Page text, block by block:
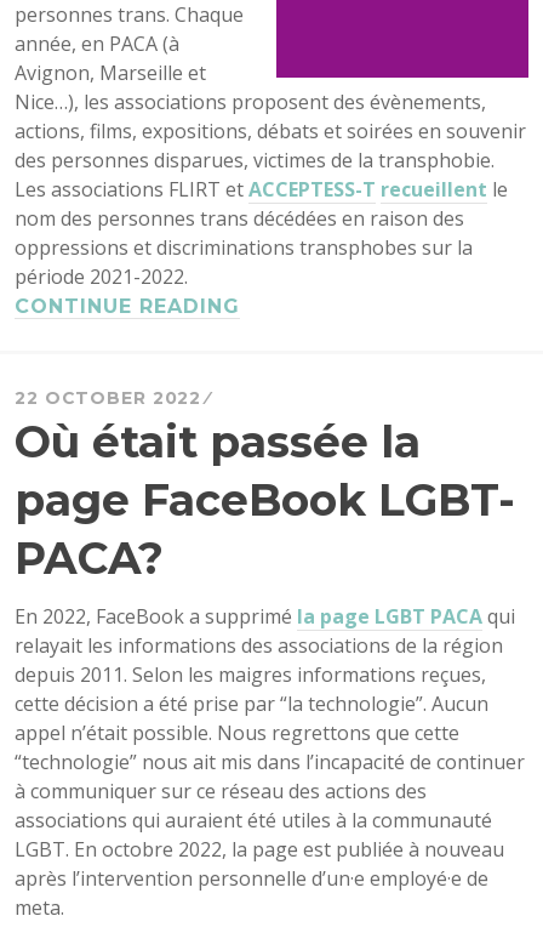
personnes trans. Chaque
année, en PACA (à
Avignon, Marseille et
Nice…), les associations proposent des évènements,
actions, films, expositions, débats et soirées en souvenir
des personnes disparues, victimes de la transphobie.
Les associations FLIRT etACCEPTESS-T recueillent le
nom des personnes trans décédées en raison des
oppressions et discriminations transphobes sur la
période 2021-2022.
CONTINUE READING
22 OCTOBER 2022
Où était passée la
page FaceBook LGBT-
PACA?
En 2022, FaceBook a supprimé la page LGBT PACAqui
relayait les informations des associations de la région
depuis 2011. Selon les maigres informations reçues,
cette décision a été prise par “la technologie”. Aucun
appel n’était possible. Nous regrettons que cette
“technologie” nous ait mis dans l’incapacité de continuer
à communiquer sur ce réseau des actions des
associations qui auraient été utiles à la communauté
LGBT. En octobre 2022, la page est publiée à nouveau
après l’intervention personnelle d’un·e employé·e de
meta.